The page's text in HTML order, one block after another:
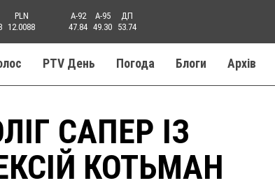
PLN
12.0088
A-92
47.84
A-95
49.30
ДП
53.74
PTV День Погода Блоги Aрхів
САПЕР ІЗ
КОТЬМАН